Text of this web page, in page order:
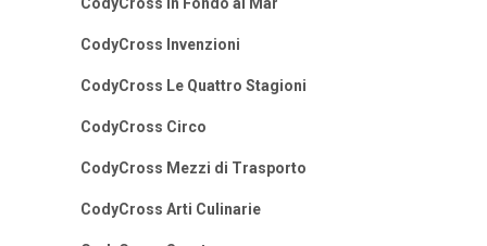
CodyCross Invenzioni
CodyCross Le Quattro Stagioni
CodyCross Circo
CodyCross Mezzi di Trasporto
CodyCross Arti Culinarie